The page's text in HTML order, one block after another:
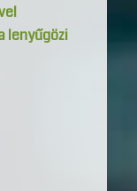
lenyűgözi